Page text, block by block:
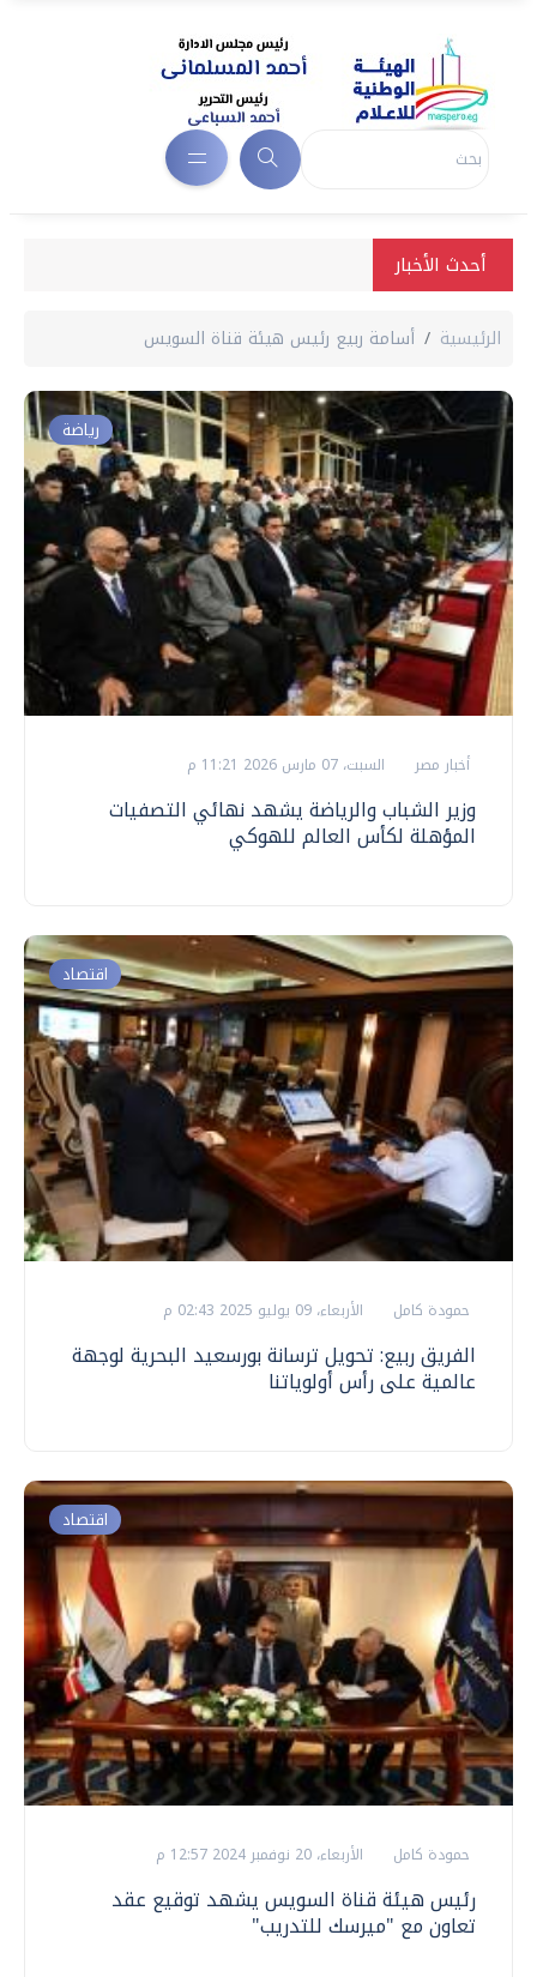
أحدث الأخبار
الرئيسية أسامة ربيع رئيس هيئة قناة السويس
رياضة
أخبار مصر السبت، 07 مارس 2026 11:21 م
وزير الشباب والرياضة يشهد نهائي التصفيات
المؤهلة لكأس العالم للهوكي
اقتصاد
حمودة كامل الأربعاء، 09 يوليو 2025 02:43 م
الفريق ربيع: تحويل ترسانة بورسعيد البحرية لوجهة
عالمية على رأس أولوياتنا
اقتصاد
حمودة كامل الأربعاء، 20 نوفمبر 2024 12:57 م
رئيس هيئة قناة السويس يشهد توقيع عقد
تعاون مع "ميرسك للتدريب"